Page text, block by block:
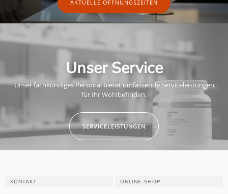
AKTUELLE ÖFFNUNGSZEITEN
Unser Service
Unser fachkundiges Personal bietet umfassende Serviceleistungen
für Ihr Wohlbefinden.
SERVICELEISTUNGEN
KONTAKT ONLINE-SHOP